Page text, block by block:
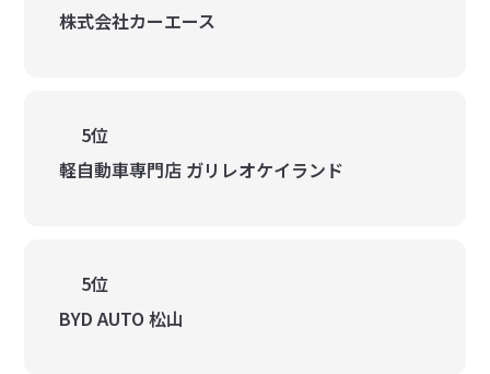
株式会社カーエース
5位
軽自動車専門店 ガリレオケイランド
5位
BYD AUTO 松山